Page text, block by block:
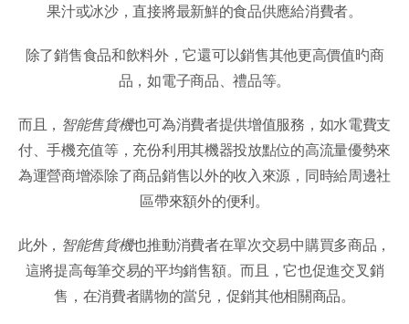
果汁或冰沙，直接將最新鮮的食品供應給消費者。
除了銷售食品和飲料外，它還可以銷售其他更高價值旳商
品，如電子商品、禮品等。
而且， 智能售貨機也可為消費者提供增值服務，如水電費支
付、手機充值等，充份利用其機器投放點位的高流量優勢來
為運營商增添除了商品銷售以外的收入來源，同時給周邊社
區帶來額外的便利。
此外， 智能售貨機也推動消費者在單次交易中購買多商品，
這將提高每筆交易的平均銷售額。而且，它也促進交叉銷
售，在消費者購物的當兒，促銷其他相關商品。